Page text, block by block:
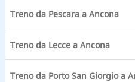
Treno da Pescara a Ancona
Treno da Lecce a Ancona
Treno da Porto San Giorgio a